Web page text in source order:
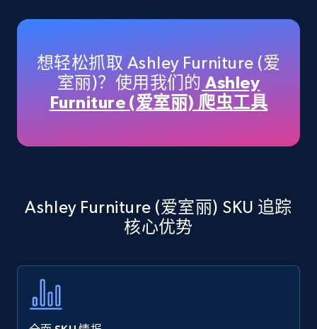
Title, Seller name, Brand, Description, Initial
price, Currency, Availability, Reviews count, and
more.
upc numbers
Title, Seller name, Brand, Description, Initial
more.
35.2K+
想轻松抓取 Ashley Furniture (爱
室丽)？使用我们的 Ashley
Furniture (爱室丽) 爬虫工具
Ashley Furniture (爱室丽) SKU 追踪
核心优势